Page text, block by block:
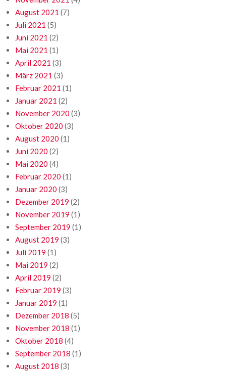
August 2021 (7)
Juli 2021 (5)
Juni 2021 (2)
Mai 2021 (1)
April 2021 (3)
März 2021 (3)
Februar 2021 (1)
Januar 2021 (2)
November 2020 (3)
Oktober 2020 (3)
August 2020 (1)
Juni 2020 (2)
Mai 2020 (4)
Februar 2020 (1)
Januar 2020 (3)
Dezember 2019 (2)
November 2019 (1)
September 2019 (1)
August 2019 (3)
Juli 2019 (1)
Mai 2019 (2)
April 2019 (2)
Februar 2019 (3)
Januar 2019 (1)
Dezember 2018 (5)
November 2018 (1)
Oktober 2018 (4)
September 2018 (1)
August 2018 (3)